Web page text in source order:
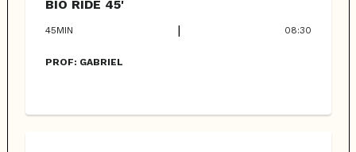
BIO RIDE 45'
45MIN | 08:30
PROF: GABRIEL